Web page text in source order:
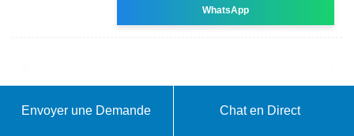
WhatsApp
Envoyer une Demande Chat en Direct